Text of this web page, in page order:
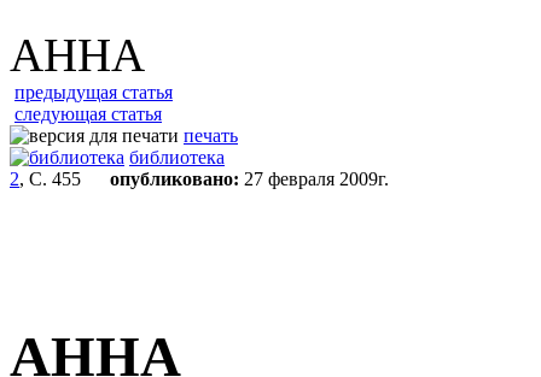
АННА
предыдущая статья
следующая статья
печать
библиотека
2, С. 455 опубликовано: 27 февраля 2009г.
АННА